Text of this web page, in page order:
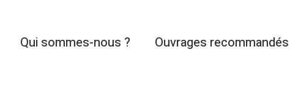
Qui sommes-nous ? Ouvrages recommandés